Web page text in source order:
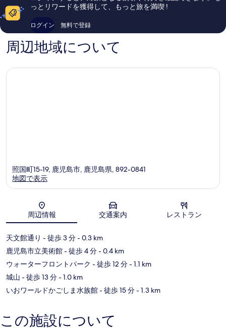
ミ
1,001
の
口
ミ
っとリワードを獲得して、もっと旅を満喫 !
ログイン 無料で登録
周辺地域について
地図
照国町15-19, 鹿児島市, 鹿児島県, 892-0841
地図で表示
周辺情報 交通案内 レストラン
天文館通り - 徒歩 3 分- 0.3 km
鹿児島市立美術館- 徒歩 4 分- 0.4 km
ウォーターフロントパーク - 徒歩 12 分- 1.1 km
城山 - 徒歩 13 分- 1.0 km
いおワールドかごしま水族館- 徒歩 15 分- 1.3 km
この施設について